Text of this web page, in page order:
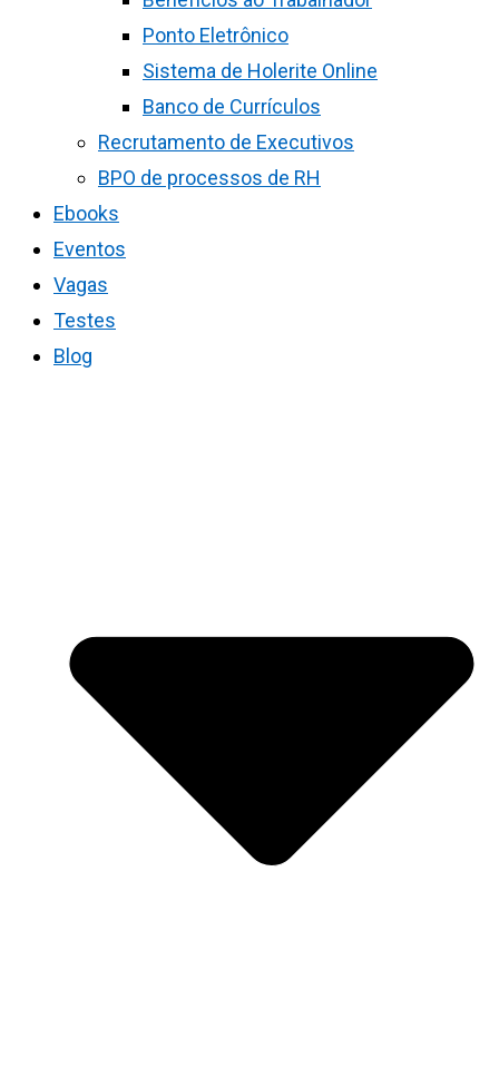
Ponto Eletrônico
Sistema de Holerite Online
Banco de Currículos
Recrutamento de Executivos
BPO de processos de RH
Ebooks
Eventos
Vagas
Testes
Blog